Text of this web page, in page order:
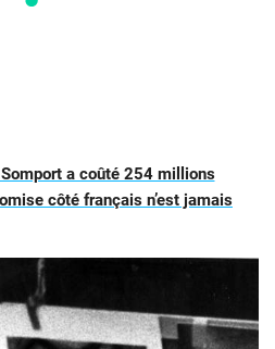
a coûté 254 millions
côté français n’est jamais